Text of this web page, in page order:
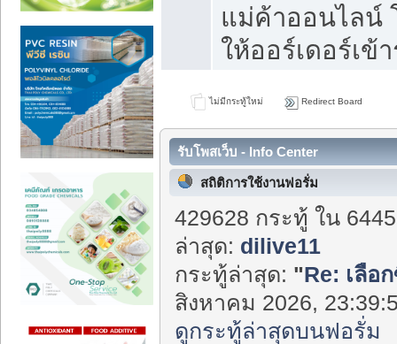
แม่ค้าออนไลน์
ให้ออร์เดอร์เข้
ไม่มีกระทู้ใหม่ Redirect Board
รับโพสเว็บ - Info Center
สถิติการใช้งานฟอรั่ม
429628 กระทู้ ใน
ล่าสุด: dilive11
กระทู้ล่าสุด: "Re: เลือ
สิงหาคม 2026,
ดูกระทู้ล่าสุดบนฟอรั่ม